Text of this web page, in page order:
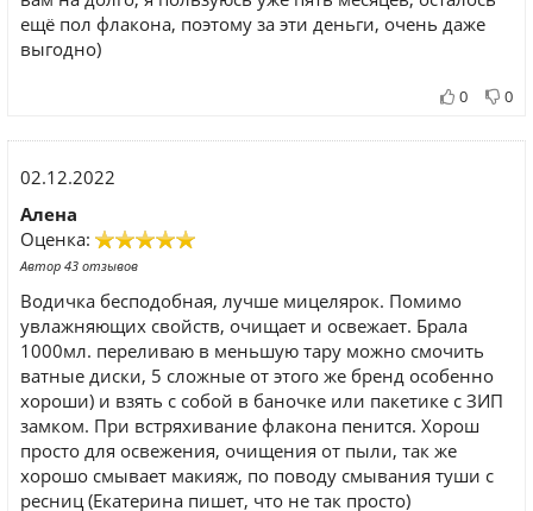
ещё пол флакона, поэтому за эти деньги, очень даже
выгодно)
0 0
02.12.2022
Алена
Оценка:
Автор 43 отзывов
Водичка бесподобная, лучше мицелярок. Помимо
увлажняющих свойств, очищает и освежает. Брала
1000мл. переливаю в меньшую тару можно смочить
ватные диски, 5 сложные от этого же бренд особенно
хороши) и взять с собой в баночке или пакетике с ЗИП
замком. При встряхивание флакона пенится. Хорош
просто для освежения, очищения от пыли, так же
хорошо смывает макияж, по поводу смывания туши с
ресниц (Екатерина пишет, что не так просто)